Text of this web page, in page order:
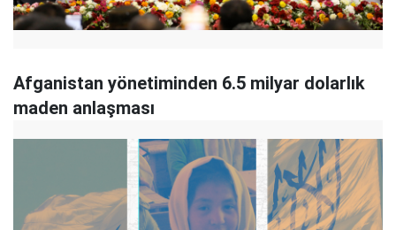
Afganistan yönetiminden 6.5 milyar dolarlık
maden anlaşması